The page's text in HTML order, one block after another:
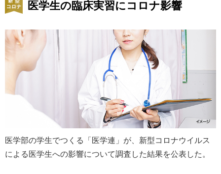
医学生の臨床実習にコロナ影響
医学部の学生でつくる「医学連」が、新型コロナウイルス
による医学生への影響について調査した結果を公表した。